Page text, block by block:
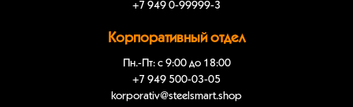
+7 949 0-99999-3
Корпоративный отдел
Пн.-Пт: с 9:00 до 18:00
+7 949 500-03-05
korporativ@steelsmart.shop